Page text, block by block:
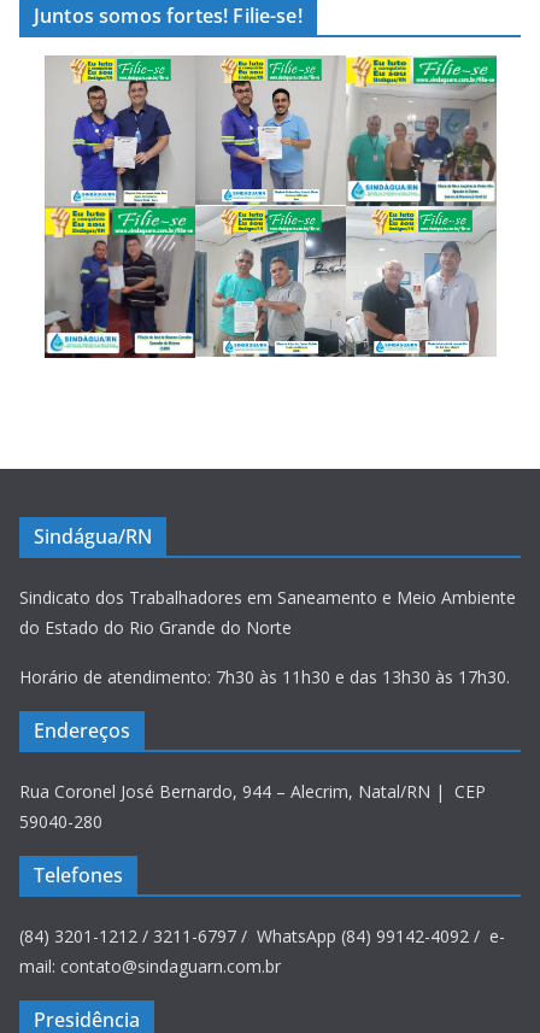
Juntos somos fortes! Filie-se!
Sindágua/RN
Sindicato dos Trabalhadores em Saneamento e Meio Ambiente
do Estado do Rio Grande do Norte
Horário de atendimento: 7h30 às 11h30 e das 13h30 às 17h30.
Endereços
Rua Coronel José Bernardo, 944 – Alecrim, Natal/RN | CEP
59040-280
Telefones
(84) 3201-1212 / 3211-6797 / WhatsApp (84) 99142-4092 / e-
mail: contato@sindaguarn.com.br
Presidência